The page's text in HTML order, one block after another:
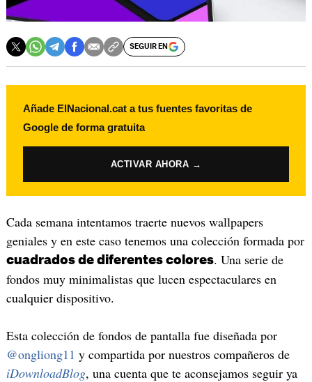
SEGUIR EN
Añade ElNacional.cat a tus fuentes favoritas de
Google de forma gratuita
ACTIVAR AHORA →
Cada semana intentamos traerte nuevos wallpapers
geniales y en este caso tenemos una colección formada por
cuadrados de diferentes colores. Una serie de
fondos muy minimalistas que lucen espectaculares en
cualquier dispositivo.
Esta colección de fondos de pantalla fue diseñada por
@ongliong11 y compartida por nuestros compañeros de
iDownloadBlog, una cuenta que te aconsejamos seguir ya